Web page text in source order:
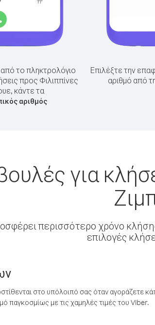
το πληκτρολόγιο
προς Φιλιππίνες
κάντε τα
αριθμός
Επιλέξτε την
αριθμό από
για
περισσότερο χρόνο
επιλογές
στο υπόλοιπό σας όταν αγοράζετε
παγκοσμίως με τις χαμηλές τιμές του Viber.